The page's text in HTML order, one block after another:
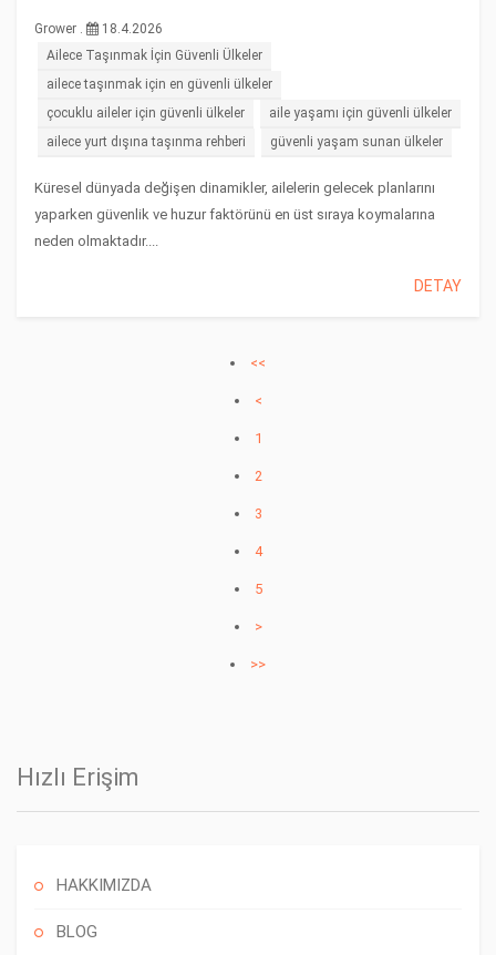
Grower .
18.4.2026
Ailece Taşınmak İçin Güvenli Ülkeler
ailece taşınmak için en güvenli ülkeler
çocuklu aileler için güvenli ülkeler
aile yaşamı için güvenli ülkeler
ailece yurt dışına taşınma rehberi
güvenli yaşam sunan ülkeler
Küresel dünyada değişen dinamikler, ailelerin gelecek planlarını
yaparken güvenlik ve huzur faktörünü en üst sıraya koymalarına
neden olmaktadır....
DETAY
<<
<
1
2
3
4
5
>
>>
Hızlı Erişim
HAKKIMIZDA
BLOG